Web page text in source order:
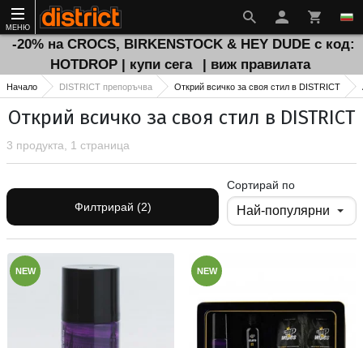
МЕНЮ
-20% на CROCS, BIRKENSTOCK & HEY DUDE с код:
HOTDROP | купи сега
| виж правилата
Начало DISTRICT препоръчва Открий всичко за своя стил в DISTRICT
Открий всичко за своя стил в DISTRICT
3 продукта, 1 страница
Филтрирай (2)
Сортирай по
NEW NEW